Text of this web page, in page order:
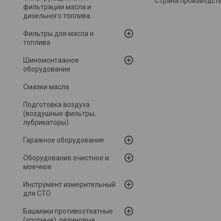
фильтрации масла и
дизельного топлива
Фильтры для масла и
топлива
Шиномонтажное
оборудование
Смазки масла
Подготовка воздуха
(воздушные фильтры,
лубрикаторы)
Гаражное оборудование
Оборудование очистное и
моечное
Инструмент измерительный
для СТО
Башмаки противооткатные